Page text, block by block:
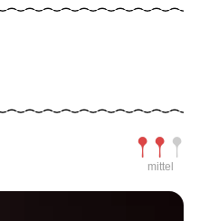
Schwierigkeit
mittel